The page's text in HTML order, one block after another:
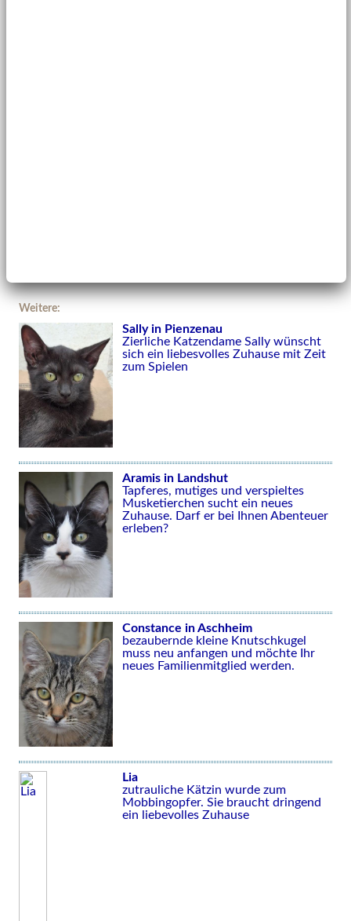
Weitere:
Sally in Pienzenau
Zierliche Katzendame Sally wünscht
sich ein liebesvolles Zuhause mit Zeit
zum Spielen
Aramis in Landshut
Tapferes, mutiges und verspieltes
Musketierchen sucht ein neues
Zuhause. Darf er bei Ihnen Abenteuer
erleben?
Constance in Aschheim
bezaubernde kleine Knutschkugel
muss neu anfangen und möchte Ihr
neues Familienmitglied werden.
Lia
zutrauliche Kätzin wurde zum
Mobbingopfer. Sie braucht dringend
ein liebevolles Zuhause